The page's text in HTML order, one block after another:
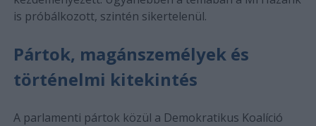
is próbálkozott, szintén sikertelenül.
Pártok, magánszemélyek és
történelmi kitekintés
A parlamenti pártok közül a Demokratikus Koalíció